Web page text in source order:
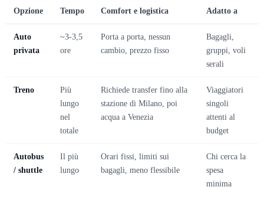
Opzione Tempo Comfort e logistica Adatto a
Auto
privata
~3-3,5
ore
Porta a porta, nessun
cambio, prezzo fisso
Bagagli,
gruppi, voli
serali
Treno
Più
lungo
nel
totale
Richiede transfer fino alla
stazione di Milano, poi
acqua a Venezia
Viaggiatori
singoli
attenti al
budget
Autobus
/ shuttle
Il più
lungo
Orari fissi, limiti sui
bagagli, meno flessibile
Chi cerca la
spesa
minima